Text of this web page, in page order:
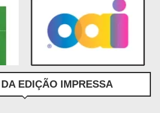
EDIÇÃO IMPRESSA